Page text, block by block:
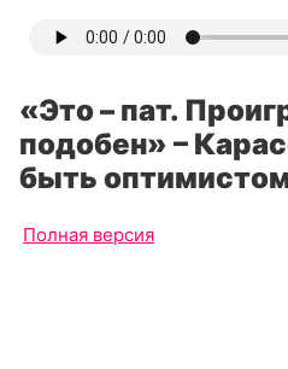
«Это – пат.
подобен» –
быть
Полная версия